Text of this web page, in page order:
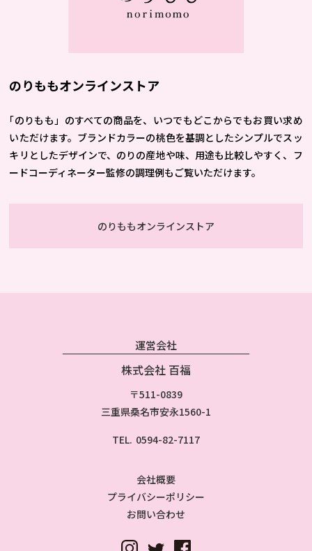
のりももオンラインストア
｢のりもも」のすべての商品を、いつでもどこからでもお買い求め
いただけます。ブランドカラーの桃色を基調としたシンプルでスッ
キリとしたデザインで、のりの産地や味、用途も比較しやすく、フ
ードコーディネーター監修の調理例もご覧いただけます。
のりももオンラインストア
運営会社
株式会社 百福
〒511-0839
三重県桑名市安永1560-1
TEL. 0594-82-7117
会社概要
プライバシーポリシー
お問い合わせ